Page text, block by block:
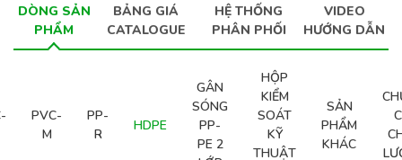
DÒNG SẢN
PHẨM
BẢNG GIÁ
CATALOGUE
HỆ THỐNG
PHÂN PHỐI
VIDEO
HƯỚNG DẪN
PVC-
M
PP-
R
HDPE
GÂN
SÓNG
PP-
PE 2
HỘP
KIỂM
SOÁT
KỸ
THUẬT
SẢN
PHẨM
KHÁC